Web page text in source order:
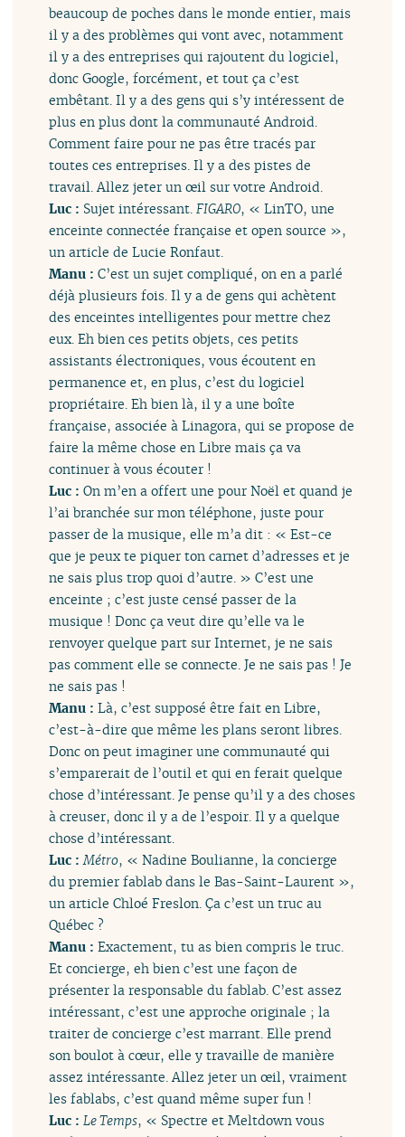
beaucoup de poches dans le monde entier, mais
il y a des problèmes qui vont avec, notamment
il y a des entreprises qui rajoutent du logiciel,
donc Google, forcément, et tout ça c’est
embêtant. Il y a des gens qui s’y intéressent de
plus en plus dont la communauté Android.
Comment faire pour ne pas être tracés par
toutes ces entreprises. Il y a des pistes de
travail. Allez jeter un œil sur votre Android.
Luc : Sujet intéressant.FIGARO, « LinTO, une
enceinte connectée française et open source »,
un article de Lucie Ronfaut.
Manu :C’est un sujet compliqué, on en a parlé
déjà plusieurs fois. Il y a de gens qui achètent
des enceintes intelligentes pour mettre chez
eux. Eh bien ces petits objets, ces petits
assistants électroniques, vous écoutent en
permanence et, en plus, c’est du logiciel
propriétaire. Eh bien là, il y a une boîte
française, associée à Linagora, qui se propose de
faire la même chose en Libre mais ça va
continuer à vous écouter !
Luc :On m’en a offert une pour Noël et quand je
l’ai branchée sur mon téléphone, juste pour
passer de la musique, elle m’a dit : « Est-ce
que je peux te piquer ton carnet d’adresses et je
ne sais plus trop quoi d’autre. » C’est une
enceinte ; c’est juste censé passer de la
musique ! Donc ça veut dire qu’elle va le
renvoyer quelque part sur Internet, je ne sais
pas comment elle se connecte. Je ne sais pas ! Je
ne sais pas !
Manu :Là, c’est supposé être fait en Libre,
c’est-à-dire que même les plans seront libres.
Donc on peut imaginer une communauté qui
s’emparerait de l’outil et qui en ferait quelque
chose d’intéressant. Je pense qu’il y a des choses
à creuser, donc il y a de l’espoir. Il y a quelque
chose d’intéressant.
Luc :Métro, « Nadine Boulianne, la concierge
du premier fablab dans le Bas-Saint-Laurent »,
un article Chloé Freslon. Ça c’est un truc au
Québec ?
Manu :Exactement, tu as bien compris le truc.
Et concierge, eh bien c’est une façon de
présenter la responsable du fablab. C’est assez
intéressant, c’est une approche originale ; la
traiter de concierge c’est marrant. Elle prend
son boulot à cœur, elle y travaille de manière
assez intéressante. Allez jeter un œil, vraiment
les fablabs, c’est quand même super fun !
Luc :Le Temps, « Spectre et Meltdown vous